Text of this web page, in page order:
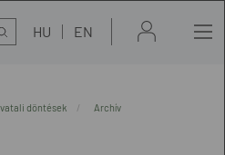
HU EN
döntések
Archív